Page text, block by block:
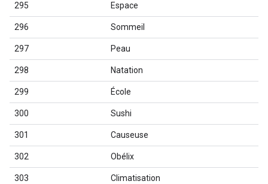
295 Espace
296 Sommeil
297 Peau
298 Natation
299 École
300 Sushi
301 Causeuse
302 Obélix
303 Climatisation